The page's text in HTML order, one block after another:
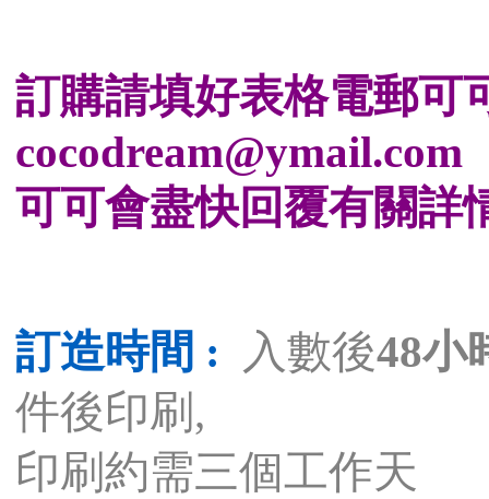
訂購請填好表格電郵可
cocodream@ymail.com
可可會盡快回覆有關詳
訂造時間 : 入數後48小
件後印刷,
印刷約需三個工作天